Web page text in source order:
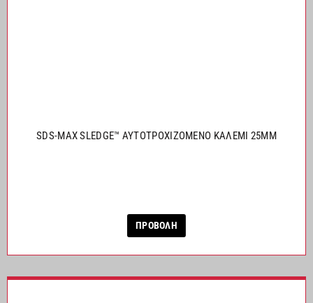
SDS-MAX SLEDGE™ ΑΥΤΟΤΡΟΧΙΖΟΜΕΝΟ ΚΑΛΕΜΙ 25ΜΜ
ΠΡΟΒΟΛΗ